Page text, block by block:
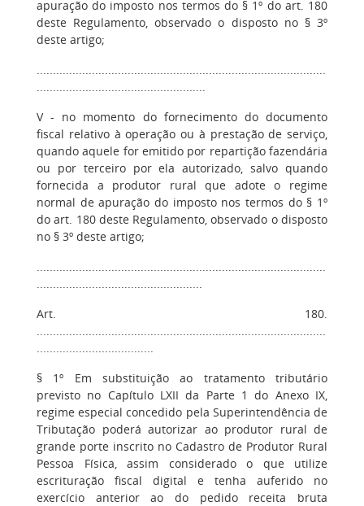
apuração do imposto nos termos do § 1º do art. 180
deste Regulamento, observado o disposto no § 3º
deste artigo;
.........................................................................................
....................................................
V - no momento do fornecimento do documento
fiscal relativo à operação ou à prestação de serviço,
quando aquele for emitido por repartição fazendária
ou por terceiro por ela autorizado, salvo quando
fornecida a produtor rural que adote o regime
normal de apuração do imposto nos termos do § 1º
do art. 180 deste Regulamento, observado o disposto
no § 3º deste artigo;
.........................................................................................
...................................................
Art. 180.
.........................................................................................
....................................
§ 1º Em substituição ao tratamento tributário
previsto no Capítulo LXII da Parte 1 do Anexo IX,
regime especial concedido pela Superintendência de
Tributação poderá autorizar ao produtor rural de
grande porte inscrito no Cadastro de Produtor Rural
Pessoa Física, assim considerado o que utilize
escrituração fiscal digital e tenha auferido no
exercício anterior ao do pedido receita bruta